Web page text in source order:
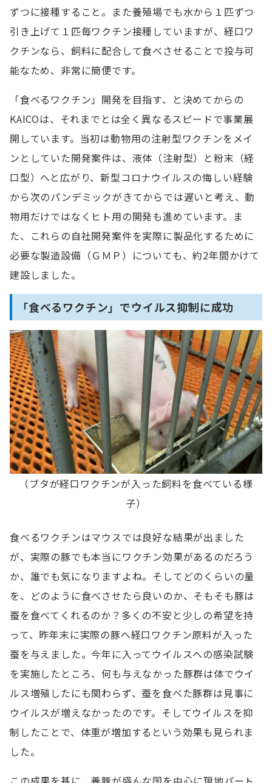
ずつに接種すること。また養殖場でも水から１匹ずつ
引き上げて１匹毎ワクチン接種していますが、経口ワ
クチンなら、飼料に配合して食べさせることで投与可
能なため、非常に簡便です。
「食べるワクチン」開発を目指す、と決めてからの
KAICOは、それまでとは全く異なるスピードで事業展
開しています。当初は動物用の注射型ワクチンをメイ
ンとしていた開発案件は、液体（注射型）と粉末（経
口型）へと広がり、新型コロナウイルスの悔しい経験
から次のパンデミックがきてからでは遅いと考え、動
物用だけではなくヒト用の開発も進めています。ま
た、これらの自社開発案件を実際に製品化するために
必要な製造設備（ＧＭＰ）についても、約2年間かけて
建設しました。
「食べるワクチン」でウイルス抑制に成功
（ブタが経口ワクチンが入った飼料を食べている様
子）
食べるワクチンはマウスでは良好な結果が出ました
が、実際の豚でも本当にワクチン効果があるのだろう
か、誰でも気になりますよね。そしてどのくらいの量
を、どのように食べさせたら良いのか、そもそも豚は
蚕を食べてくれるのか？多くの不安と少しの希望を持
って、昨年末に実際の豚へ経口ワクチン原料が入った
蚕を与えました。今年に入ってウイルスへの感染試験
を実施したところ、何も与えなかった豚群は体でウイ
ルス増殖したにも関わらず、蚕を食べた豚群は見事に
ウイルスが増えなかったのです。そしてウイルスを抑
制したことで、体重が増加するという効果も見られま
した。